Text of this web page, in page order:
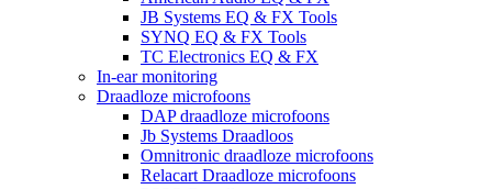
JB Systems EQ & FX Tools
SYNQ EQ & FX Tools
TC Electronics EQ & FX
In-ear monitoring
Draadloze microfoons
DAP draadloze microfoons
Jb Systems Draadloos
Omnitronic draadloze microfoons
Relacart Draadloze microfoons